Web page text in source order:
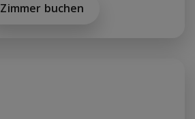
Zimmer buchen